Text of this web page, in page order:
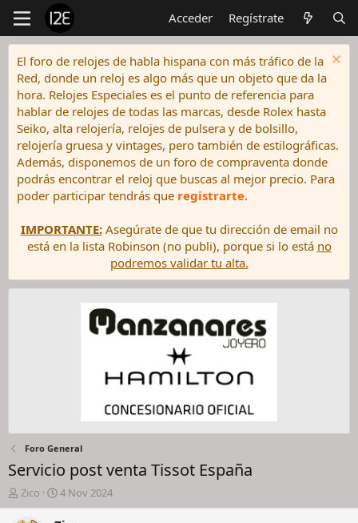
Acceder Regístrate
El foro de relojes de habla hispana con más tráfico de la
Red, donde un reloj es algo más que un objeto que da la
hora. Relojes Especiales es el punto de referencia para
hablar de relojes de todas las marcas, desde Rolex hasta
Seiko, alta relojería, relojes de pulsera y de bolsillo,
relojería gruesa y vintages, pero también de estilográficas.
Además, disponemos de un foro de compraventa donde
podrás encontrar el reloj que buscas al mejor precio. Para
poder participar tendrás que registrarte.
IMPORTANTE:Asegúrate de que tu dirección de email no
está en la lista Robinson (no publi), porque si lo está no
podremos validar tu alta.
Foro General
Servicio post venta Tissot España
I
n
Zico
F
e
4 Nov 2024